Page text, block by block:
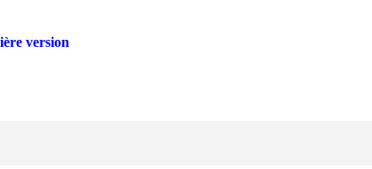
version